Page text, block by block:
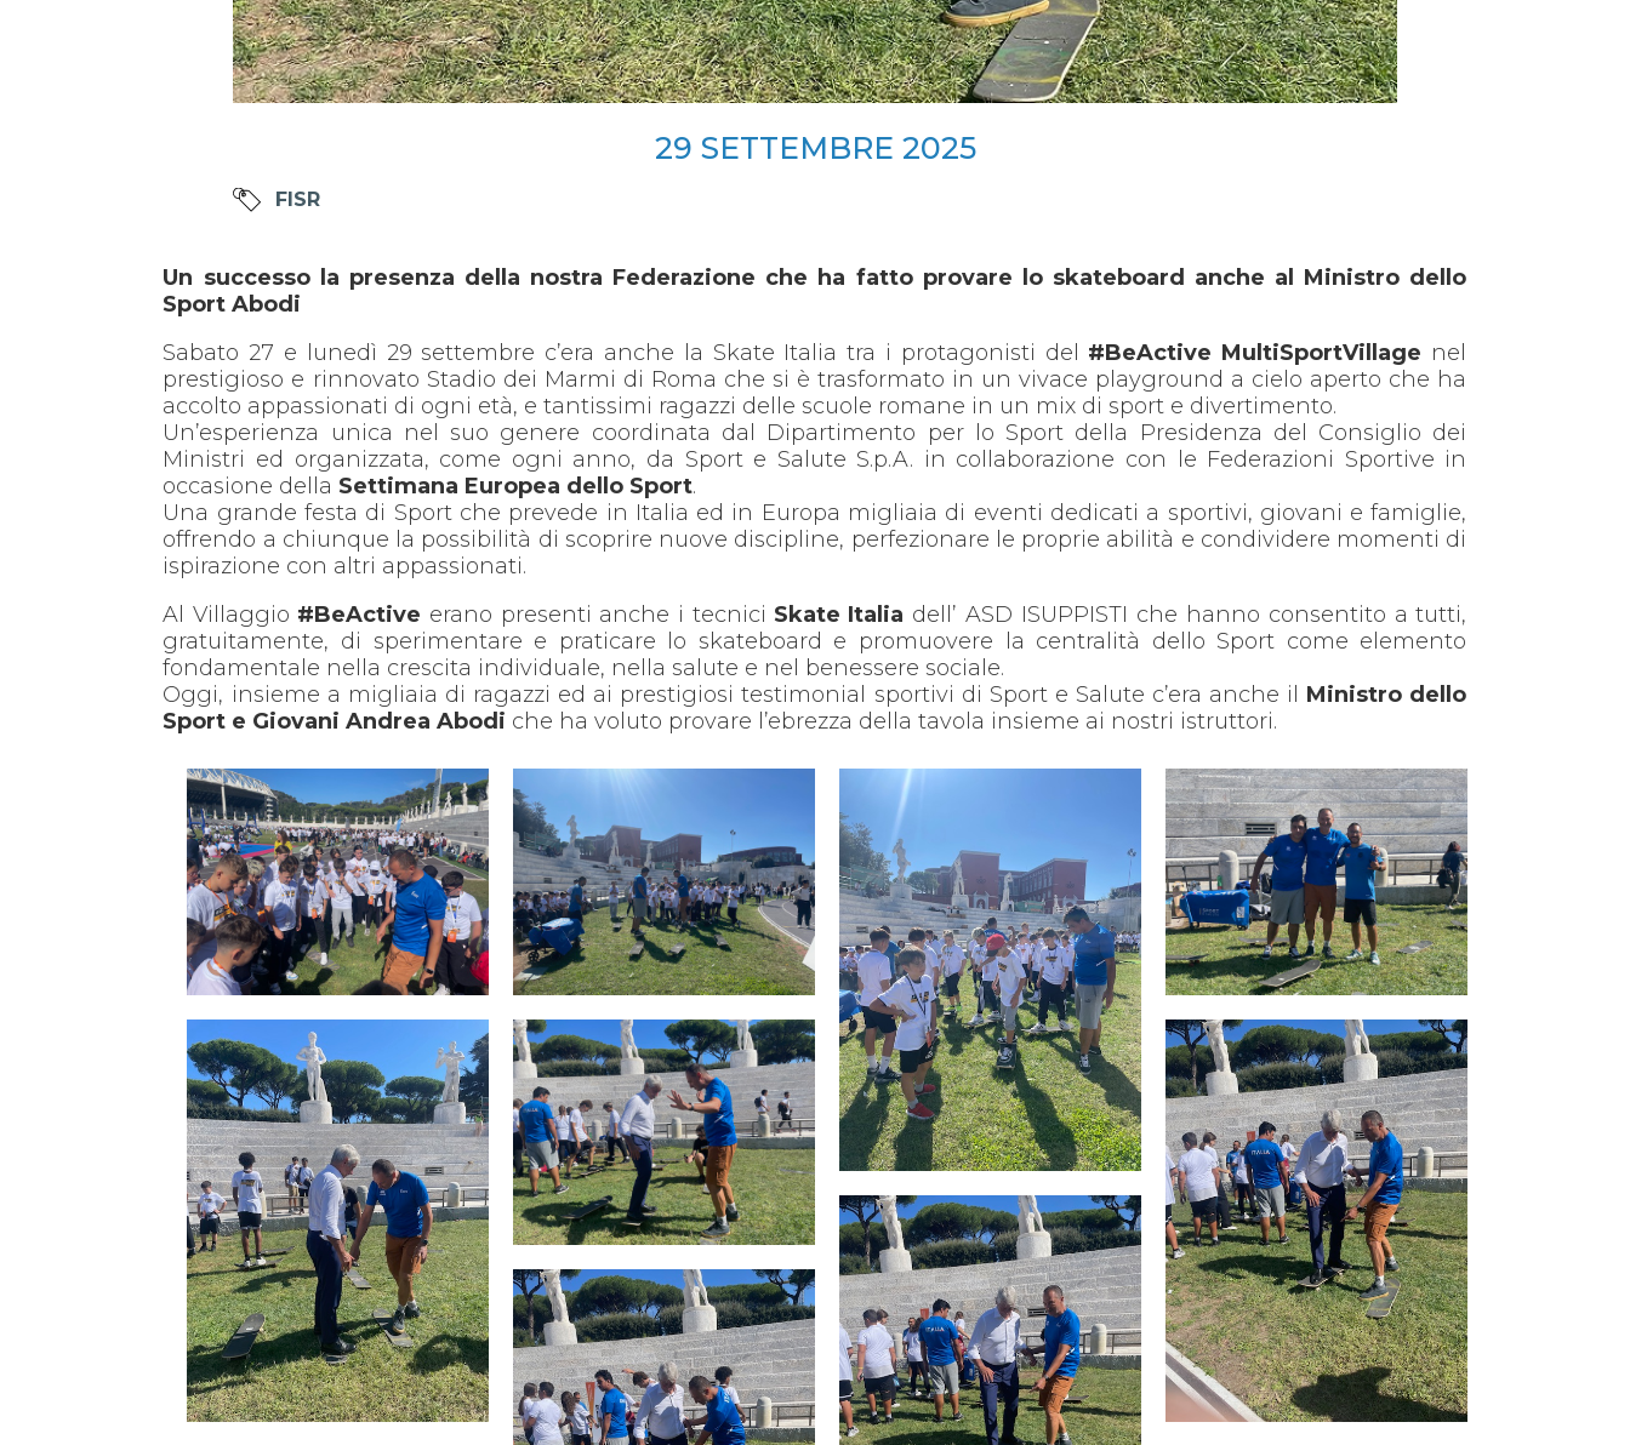
29 SETTEMBRE 2025
FISR
Un successo la presenza della nostra Federazione che ha fatto provare lo skateboard anche al Ministro dello
Sport Abodi
Sabato 27 e lunedì 29 settembre c’era anche la Skate Italia tra i protagonisti del #BeActive MultiSportVillage nel
prestigioso e rinnovato Stadio dei Marmi di Roma che si è trasformato in un vivace playground a cielo aperto che ha
accolto appassionati di ogni età, e tantissimi ragazzi delle scuole romane in un mix di sport e divertimento.
Un’esperienza unica nel suo genere coordinata dal Dipartimento per lo Sport della Presidenza del Consiglio dei
Ministri ed organizzata, come ogni anno, da Sport e Salute S.p.A. in collaborazione con le Federazioni Sportive in
occasione della Settimana Europea dello Sport.
Una grande festa di Sport che prevede in Italia ed in Europa migliaia di eventi dedicati a sportivi, giovani e famiglie,
offrendo a chiunque la possibilità di scoprire nuove discipline, perfezionare le proprie abilità e condividere momenti di
ispirazione con altri appassionati.
Al Villaggio #BeActive erano presenti anche i tecnici Skate Italia dell’ ASD ISUPPISTI che hanno consentito a tutti,
gratuitamente, di sperimentare e praticare lo skateboard e promuovere la centralità dello Sport come elemento
fondamentale nella crescita individuale, nella salute e nel benessere sociale.
Oggi, insieme a migliaia di ragazzi ed ai prestigiosi testimonial sportivi di Sport e Salute c’era anche il Ministro dello
Sport e Giovani Andrea Abodi che ha voluto provare l’ebrezza della tavola insieme ai nostri istruttori.